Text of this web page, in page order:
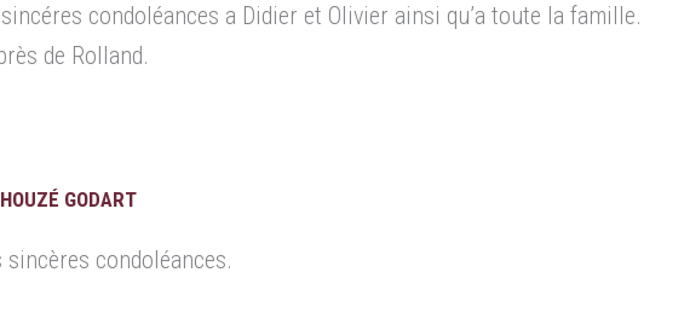
condoléances a Didier et Olivier ainsi qu’a toute la famille.
de Rolland.
GODART
condoléances.